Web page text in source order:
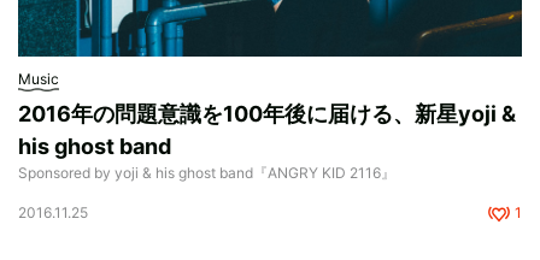
Music
2016年の問題意識を100年後に届ける、新星yoji &
his ghost band
Sponsored by yoji & his ghost band『ANGRY KID 2116』
2016.11.25 1